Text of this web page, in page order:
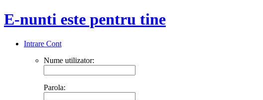
E-nunti este pentru tine
Intrare Cont
Nume utilizator:
Parola: